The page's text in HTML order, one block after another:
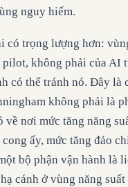
nguy hiểm.
có trọng lượng hơn:
không phải của AI
có thể tránh nó. Đây là
không phải là
về nơi mức tăng năng
ấy, mức tăng đảo
bộ phận vận hành là
cánh ở vùng năng